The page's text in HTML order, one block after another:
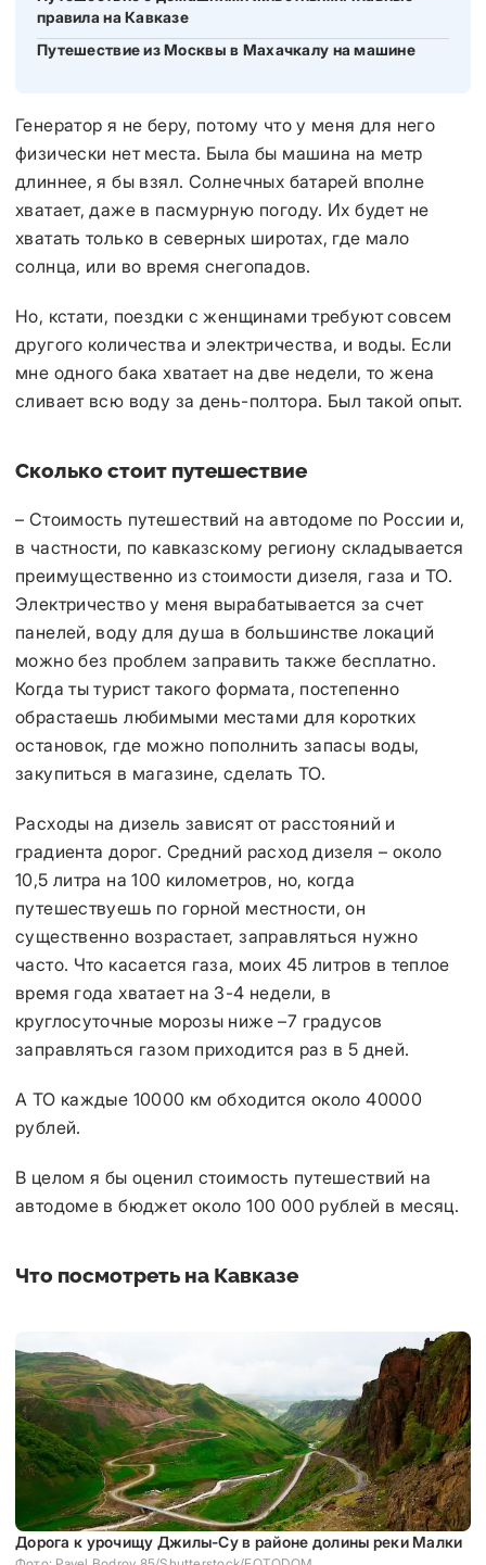
правила на Кавказе
Путешествие из Москвы в Махачкалу на машине
Генератор я не беру, потому что у меня для него
физически нет места. Была бы машина на метр
длиннее, я бы взял. Солнечных батарей вполне
хватает, даже в пасмурную погоду. Их будет не
хватать только в северных широтах, где мало
солнца, или во время снегопадов.
Но, кстати, поездки с женщинами требуют совсем
другого количества и электричества, и воды. Если
мне одного бака хватает на две недели, то жена
сливает всю воду за день-полтора. Был такой опыт.
Сколько стоит путешествие
– Стоимость путешествий на автодоме по России и,
в частности, по кавказскому региону складывается
преимущественно из стоимости дизеля, газа и ТО.
Электричество у меня вырабатывается за счет
панелей, воду для душа в большинстве локаций
можно без проблем заправить также бесплатно.
Когда ты турист такого формата, постепенно
обрастаешь любимыми местами для коротких
остановок, где можно пополнить запасы воды,
закупиться в магазине, сделать ТО.
Расходы на дизель зависят от расстояний и
градиента дорог. Средний расход дизеля – около
10,5 литра на 100 километров, но, когда
путешествуешь по горной местности, он
существенно возрастает, заправляться нужно
часто. Что касается газа, моих 45 литров в теплое
время года хватает на 3-4 недели, в
круглосуточные морозы ниже –7 градусов
заправляться газом приходится раз в 5 дней.
А ТО каждые 10000 км обходится около 40000
рублей.
В целом я бы оценил стоимость путешествий на
автодоме в бюджет около 100 000 рублей в месяц.
Что посмотреть на Кавказе
Дорога к урочищу Джилы-Су в районе долины реки Малки